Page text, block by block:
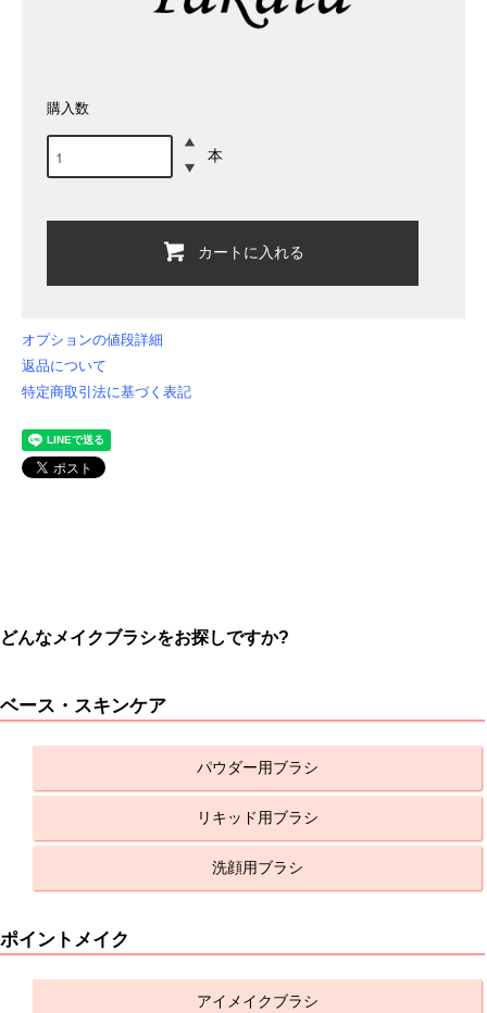
購入数
本
カートに入れる
オプションの値段詳細
返品について
特定商取引法に基づく表記
どんなメイクブラシをお探しですか?
ベース・スキンケア
パウダー用ブラシ
リキッド用ブラシ
洗顔用ブラシ
ポイントメイク
アイメイクブラシ